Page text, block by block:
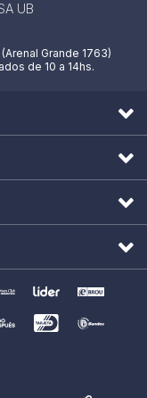
UB
(Arenal Grande 1763)
de 10 a 14hs.